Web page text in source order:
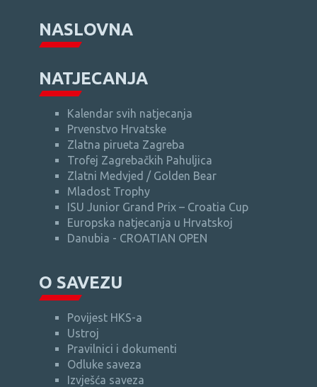
NASLOVNA
NATJECANJA
Kalendar svih natjecanja
Prvenstvo Hrvatske
Zlatna pirueta Zagreba
Trofej Zagrebačkih Pahuljica
Zlatni Medvjed / Golden Bear
Mladost Trophy
ISU Junior Grand Prix – Croatia Cup
Europska natjecanja u Hrvatskoj
Danubia - CROATIAN OPEN
O SAVEZU
Povijest HKS-a
Ustroj
Pravilnici i dokumenti
Odluke saveza
Izvješća saveza